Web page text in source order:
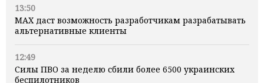
13:50
MAX даст возможность разработчикам разрабатывать
альтернативные клиенты
12:49
Силы ПВО за неделю сбили более 6500 украинских
беспилотников